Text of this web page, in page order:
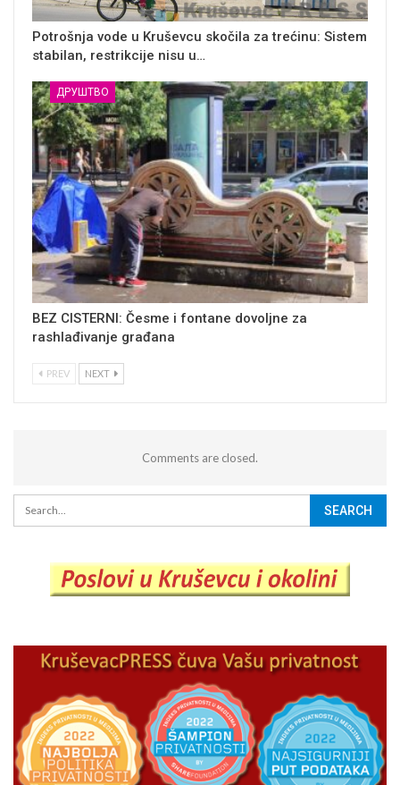
Potrošnja vode u Kruševcu skočila za trećinu: Sistem
stabilan, restrikcije nisu u…
ДРУШТВО
BEZ CISTERNI: Česme i fontane dovoljne za
rashlađivanje građana
PREV NEXT
Comments are closed.